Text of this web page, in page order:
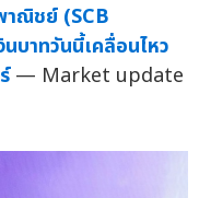
าณิชย์ (SCB
บาทวันนี้เคลื่อนไหว
— Market update